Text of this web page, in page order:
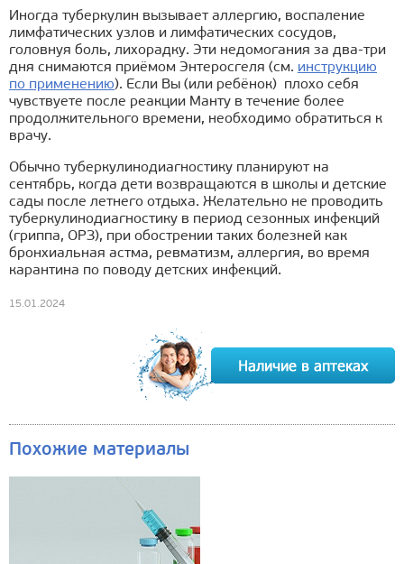
Иногда туберкулин вызывает аллергию, воспаление
лимфатических узлов и лимфатических сосудов,
головнуя боль, лихорадку. Эти недомогания за два-три
дня снимаются приёмом Энтеросгеля (см. инструкцию
по применению). Если Вы (или ребёнок) плохо себя
чувствуете после реакции Манту в течение более
продолжительного времени, необходимо обратиться к
врачу.
Обычно туберкулинодиагностику планируют на
сентябрь, когда дети возвращаются в школы и детские
сады после летнего отдыха. Желательно не проводить
туберкулинодиагностику в период сезонных инфекций
(гриппа, ОРЗ), при обострении таких болезней как
бронхиальная астма, ревматизм, аллергия, во время
карантина по поводу детских инфекций.
15.01.2024
Похожие материалы